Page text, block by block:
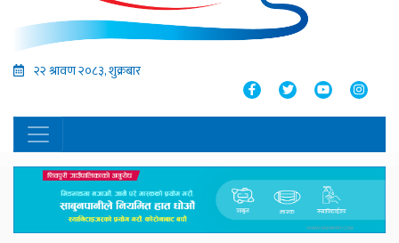
२२ श्रावण २०८३, शुक्रबार